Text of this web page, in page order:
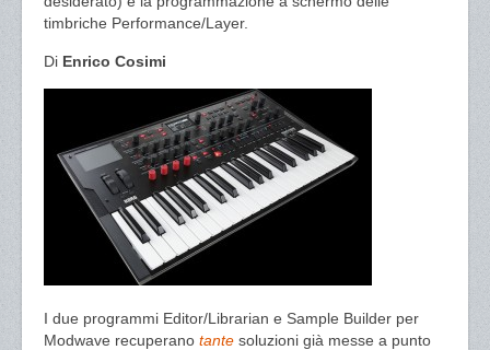
timbriche Performance/Layer.
Di Enrico Cosimi
I due programmi Editor/Librarian e Sample Builder per
Modwave recuperano tante soluzioni già messe a punto